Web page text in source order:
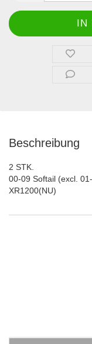
Beschreibung
2 STK.
00-09 Softail (excl.
XR1200(NU)